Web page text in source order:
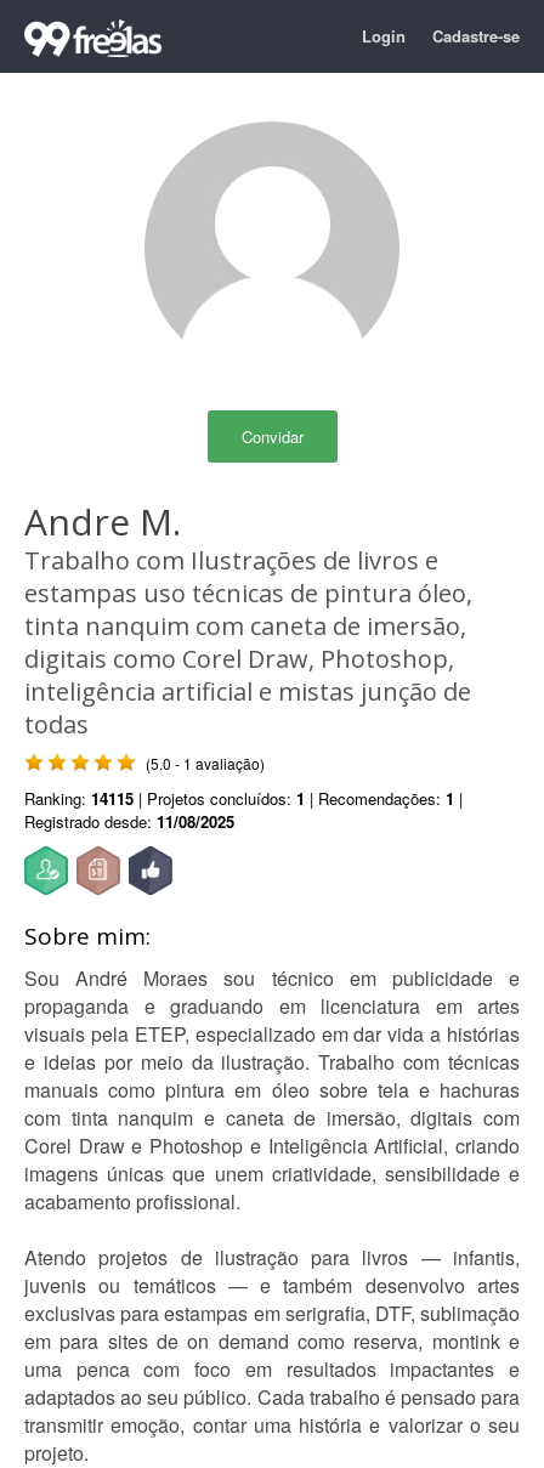
Login Cadastre-se
Convidar
Andre M.
Trabalho com Ilustrações de livros e
estampas uso técnicas de pintura óleo,
tinta nanquim com caneta de imersão,
digitais como Corel Draw, Photoshop,
inteligência artificial e mistas junção de
todas
(5.0 - 1 avaliação)
Ranking: 14115 | Projetos concluídos: 1 | Recomendações: 1 |
Registrado desde: 11/08/2025
Sobre mim:
Sou André Moraes sou técnico em publicidade e
propaganda e graduando em licenciatura em artes
visuais pela ETEP, especializado em dar vida a histórias
e ideias por meio da ilustração. Trabalho com técnicas
manuais como pintura em óleo sobre tela e hachuras
com tinta nanquim e caneta de imersão, digitais com
Corel Draw e Photoshop e Inteligência Artificial, criando
imagens únicas que unem criatividade, sensibilidade e
acabamento profissional.
Atendo projetos de ilustração para livros — infantis,
juvenis ou temáticos — e também desenvolvo artes
exclusivas para estampas em serigrafia, DTF, sublimação
em para sites de on demand como reserva, montink e
uma penca com foco em resultados impactantes e
adaptados ao seu público. Cada trabalho é pensado para
transmitir emoção, contar uma história e valorizar o seu
projeto.